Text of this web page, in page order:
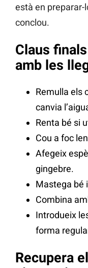
està en preparar-
conclou.
Claus
amb les
Remulla els
canvia
Renta bé si
Cou a foc
Afegeix
gingebre.
Mastega bé
Combina
Introdueix
forma
Recupera